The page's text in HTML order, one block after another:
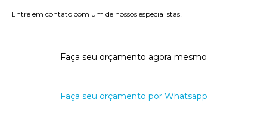
Entre em contato com um de nossos especialistas!
Faça seu orçamento agora mesmo
Faça seu orçamento por Whatsapp